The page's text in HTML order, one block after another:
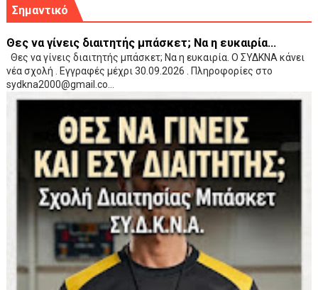
Σημαντικό
Θες να γίνεις διαιτητής μπάσκετ; Να η ευκαιρία...
Θες να γίνεις διαιτητής μπάσκετ; Να η ευκαιρία. Ο ΣΥΔΚΝΑ κάνει
νέα σχολή . Εγγραφές μέχρι 30.09.2026 . Πληροφορίες στο
sydkna2000@gmail.co...